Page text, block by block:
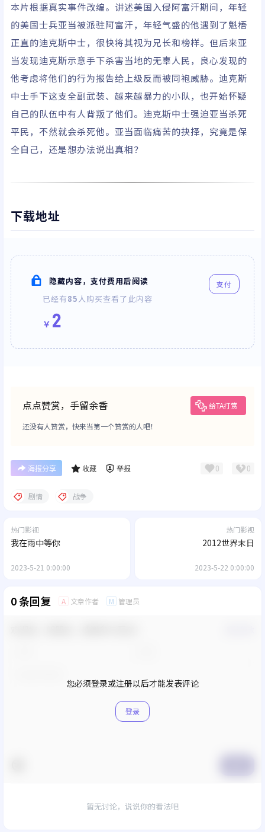
·怀特赛尔/布莱恩·马
克/奥赛·伊克希尔/罗
伯·莫洛/安娜·弗兰科
利尼/埃勒姆·埃哈斯/
滕吉·卡斯姆/扎克瑞·
莫莫/塔兹·亚辛
本片根据真实事件改编。讲述美国入侵阿富汗期间，年轻
的美国士兵亚当被派驻阿富汗，年轻气盛的他遇到了魁梧
正直的迪克斯中士，很快将其视为兄长和榜样。但后来亚
当发现迪克斯示意手下杀害当地的无辜人民，良心发现的
他考虑将他们的行为报告给上级反而被同袍威胁。迪克斯
中士手下这支全副武装、越来越暴力的小队，也开始怀疑
自己的队伍中有人背叛了他们。迪克斯中士强迫亚当杀死
平民，不然就会杀死他。亚当面临痛苦的抉择，究竟是保
全自己，还是想办法说出真相？
下载地址
隐藏内容，支付费用后阅读
已经有85人购买查看了此内容
￥ 2
支付
点点赞赏，手留余香 给TA打赏
还没有人赞赏，快来当第一个赞赏的人吧！
海报分享 收藏 举报 0 0
剧情 战争
热门影视
我在雨中等你
2023-5-21 0:00:00
热门影视
2012世界末日
2023-5-22 0:00:00
0 条回复 A 文章作者 M 管理员
您必须登录或注册以后才能发表评论
登录
暂无讨论，说说你的看法吧